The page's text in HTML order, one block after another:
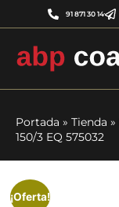
91 871 30 14
Portada » Tienda »
150/3 EQ 575032
¡Oferta!